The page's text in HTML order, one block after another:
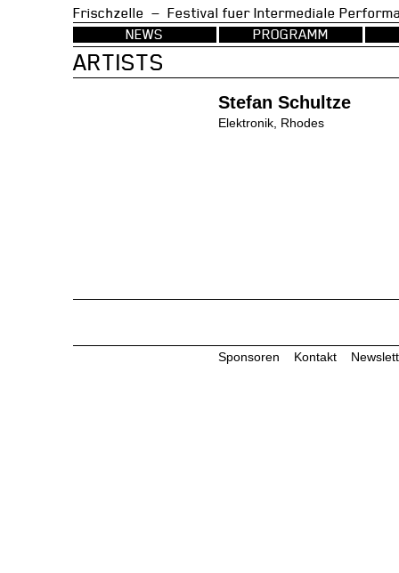
Frischzelle — Festival fuer
NEWS
PROGRAMM
ARTISTS
Stefan Schultze
Elektronik, Rhodes
Sponsoren Kontakt